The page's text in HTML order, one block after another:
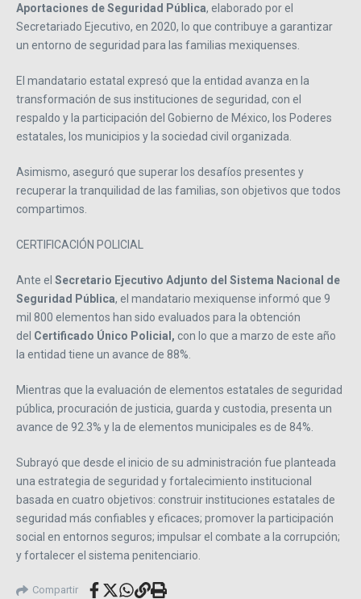
Aportaciones de Seguridad Pública, elaborado por el
Secretariado Ejecutivo, en 2020, lo que contribuye a garantizar
un entorno de seguridad para las familias mexiquenses.
El mandatario estatal expresó que la entidad avanza en la
transformación de sus instituciones de seguridad, con el
respaldo y la participación del Gobierno de México, los Poderes
estatales, los municipios y la sociedad civil organizada.
Asimismo, aseguró que superar los desafíos presentes y
recuperar la tranquilidad de las familias, son objetivos que todos
compartimos.
CERTIFICACIÓN POLICIAL
Ante el Secretario Ejecutivo Adjunto del Sistema Nacional de
Seguridad Pública, el mandatario mexiquense informó que 9
mil 800 elementos han sido evaluados para la obtención
del Certificado Único Policial, con lo que a marzo de este año
la entidad tiene un avance de 88%.
Mientras que la evaluación de elementos estatales de seguridad
pública, procuración de justicia, guarda y custodia, presenta un
avance de 92.3% y la de elementos municipales es de 84%.
Subrayó que desde el inicio de su administración fue planteada
una estrategia de seguridad y fortalecimiento institucional
basada en cuatro objetivos: construir instituciones estatales de
seguridad más confiables y eficaces; promover la participación
social en entornos seguros; impulsar el combate a la corrupción;
y fortalecer el sistema penitenciario.
Compartir